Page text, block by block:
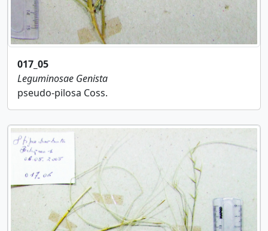
017_05
Leguminosae Genista
pseudo-pilosa Coss.